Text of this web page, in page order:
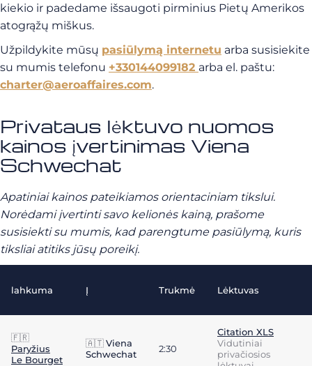
kiekio ir padedame išsaugoti pirminius Pietų Amerikos
atogrąžų miškus.
Užpildykite mūsų pasiūlymą internetu arba susisiekite
su mumis telefonu +330144099182 arba el. paštu:
charter@aeroaffaires.com.
Privataus lėktuvo nuomos
kainos įvertinimas Viena
Schwechat
Apatiniai kainos pateikiamos orientaciniam tikslui.
Norėdami įvertinti savo kelionės kainą, prašome
susisiekti su mumis, kad parengtume pasiūlymą, kuris
tiksliai atitiks jūsų poreikį.
lahkuma Į Trukmė Lėktuvas
🇫🇷
Paryžius
Le Bourget
🇦🇹Viena
Schwechat
2:30
Citation XLS
Vidutiniai
privačiosios